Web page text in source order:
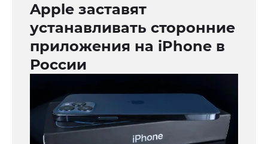
Apple заставят
устанавливать сторонние
приложения на iPhone в
России